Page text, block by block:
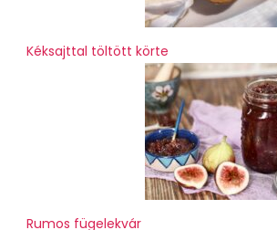
Kéksajttal töltött körte
Rumos fügelekvár